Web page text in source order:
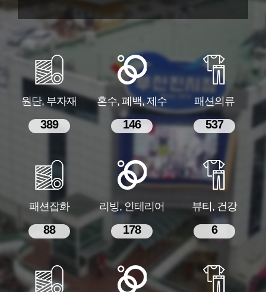
원단, 부자재
389
혼수, 폐백, 제수
146
패션의류
537
패션잡화
88
리빙, 인테리어
178
뷰티, 건강
6